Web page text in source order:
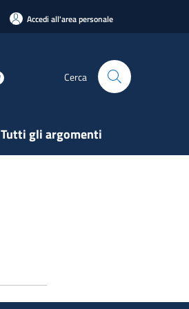
Accedi all'area personale
Cerca
Tutti gli argomenti